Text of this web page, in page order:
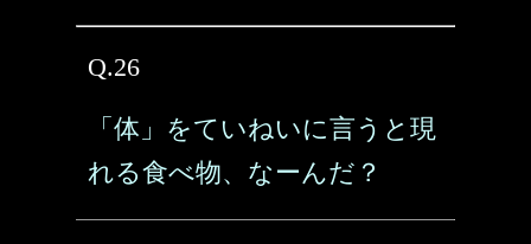
Q.26
「体」をていねいに言うと現
れる食べ物、なーんだ？